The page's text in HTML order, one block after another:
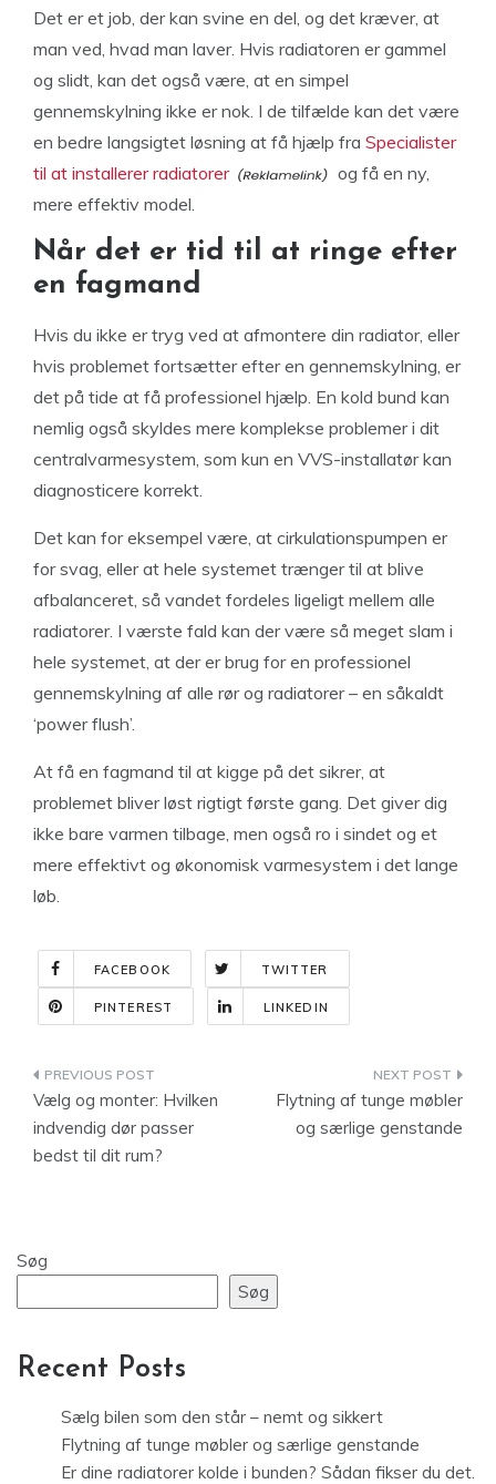
Det er et job, der kan svine en del, og det kræver, at
man ved, hvad man laver. Hvis radiatoren er gammel
og slidt, kan det også være, at en simpel
gennemskylning ikke er nok. I de tilfælde kan det være
en bedre langsigtet løsning at få hjælp fra Specialister
til at installerer radiatorer
og få en ny,
mere effektiv model.
Når det er tid til at ringe efter
en fagmand
Hvis du ikke er tryg ved at afmontere din radiator, eller
hvis problemet fortsætter efter en gennemskylning, er
det på tide at få professionel hjælp. En kold bund kan
nemlig også skyldes mere komplekse problemer i dit
centralvarmesystem, som kun en VVS-installatør kan
diagnosticere korrekt.
Det kan for eksempel være, at cirkulationspumpen er
for svag, eller at hele systemet trænger til at blive
afbalanceret, så vandet fordeles ligeligt mellem alle
radiatorer. I værste fald kan der være så meget slam i
hele systemet, at der er brug for en professionel
gennemskylning af alle rør og radiatorer – en såkaldt
‘power flush’.
At få en fagmand til at kigge på det sikrer, at
problemet bliver løst rigtigt første gang. Det giver dig
ikke bare varmen tilbage, men også ro i sindet og et
mere effektivt og økonomisk varmesystem i det lange
løb.
FACEBOOK TWITTER
PINTEREST LINKEDIN
Indlægsnavigation
Vælg og monter: Hvilken
indvendig dør passer
bedst til dit rum?
Flytning af tunge møbler
og særlige genstande
Søg
Søg
Recent Posts
Sælg bilen som den står – nemt og sikkert
Flytning af tunge møbler og særlige genstande
Er dine radiatorer kolde i bunden? Sådan fikser du det.